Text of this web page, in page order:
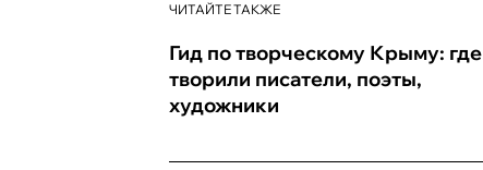
ЧИТАЙТЕ ТАКЖЕ
Гид по творческому Крыму: где
творили писатели, поэты,
художники